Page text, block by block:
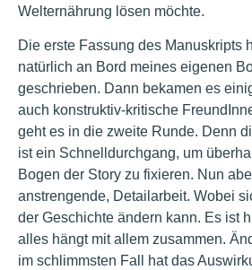
Welternährung lösen möchte.
Die erste Fassung des Manuskripts
natürlich an Bord meines eigenen
geschrieben. Dann bekamen es
auch konstruktiv-kritische
geht es in die zweite Runde. Denn
ist ein Schnelldurchgang, um
Bogen der Story zu fixieren. Nun
anstrengende, Detailarbeit. Wobei
der Geschichte ändern kann. Es ist
alles hängt mit allem zusammen.
im schlimmsten Fall hat das